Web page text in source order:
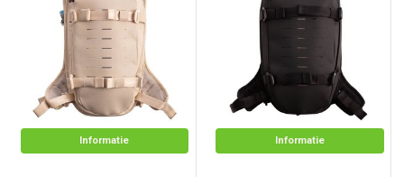
Informatie Informatie